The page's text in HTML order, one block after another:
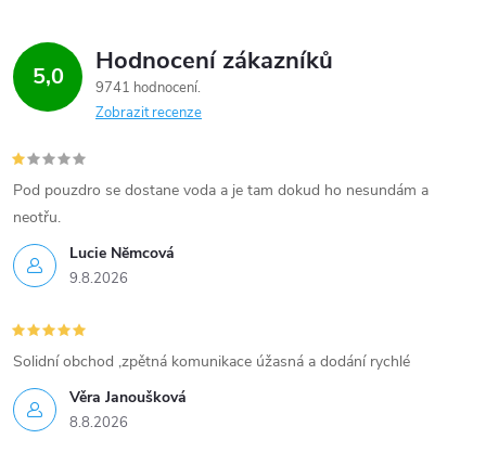
s 5,0 Hodnocení zákazníků
9741 hodnocení
Zobrazit recenze
Lucie Nĕmcová
9.8.2026
Pod pouzdro se dostane voda a je tam dokud ho nesundám a
neotřu.
Věra Janoušková
8.8.2026
Solidní obchod ,zpětná komunikace úžasná a dodání rychlé